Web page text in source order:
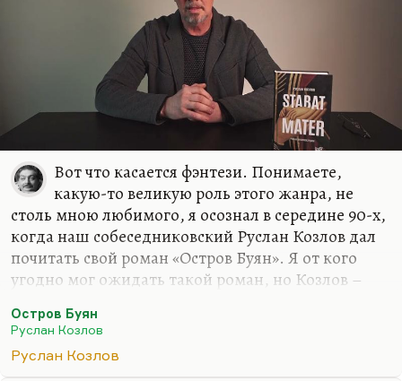
Вот что касается фэнтези. Понимаете,
какую-то великую роль этого жанра, не
столь мною любимого, я осознал в середине 90-х,
когда наш собеседниковский Руслан Козлов дал
почитать свой роман «Остров Буян». Я от кого
угодно мог ожидать такой роман, но Козлов –
редактировал «Смену» ленинградскую, он автор
первой публикации о «Митьках», он и открыл их
как течение. Он был автором первого ответа
Остров Буян
Руслан Козлов
Руслан Козлов